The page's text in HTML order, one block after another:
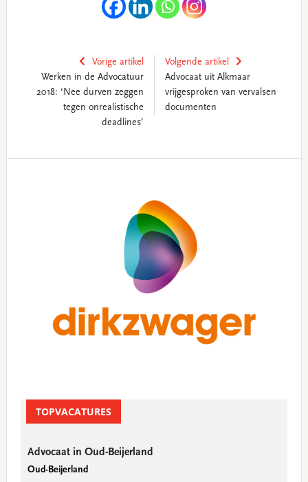
Vorige artikel
Werken in de Advocatuur
2018: ‘Nee durven zeggen
tegen onrealistische
deadlines’
Volgende artikel
Advocaat uit Alkmaar
vrijgesproken van vervalsen
documenten
TOPVACATURES
Advocaat in Oud-Beijerland
Oud-Beijerland